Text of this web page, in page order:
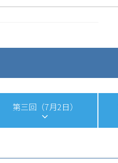
第三回（7月2日）